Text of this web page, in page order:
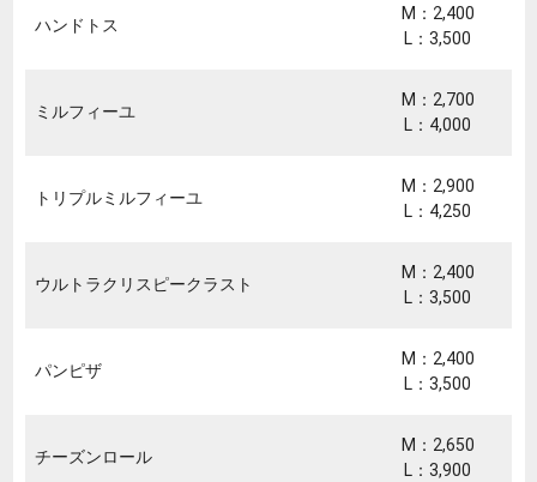
ハンドトス
M：2,400
L：3,500
ミルフィーユ
M：2,700
L：4,000
トリプルミルフィーユ
M：2,900
L：4,250
ウルトラクリスピークラスト
M：2,400
L：3,500
パンピザ
M：2,400
L：3,500
チーズンロール
M：2,650
L：3,900